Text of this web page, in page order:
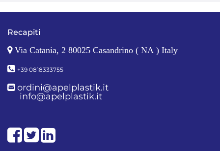
Recapiti
Via Catania, 2 80025 Casandrino ( NA ) Italy
+39 0818333755
ordini@apelplastik.it
info@apelplastik.it
Facebook
TwitterLinkedIn